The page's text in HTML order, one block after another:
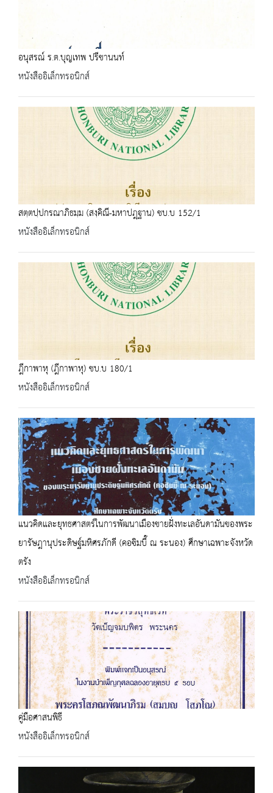
อนุสรณ์ ร.ต.บุญเทพ ปรีชานนท์
หนังสืออิเล็กทรอนิกส์
สตฺตปฺปกรณาภิธมฺม (สงฺคิณี-มหาปฎฺฐาน) ชบ.บ 152/1
หนังสืออิเล็กทรอนิกส์
ฎีกาพาหุ (ฎีกาพาหุ) ชบ.บ 180/1
หนังสืออิเล็กทรอนิกส์
แนวคิดและยุทธศาสตร์ในการพัฒนาเมืองชายฝั่งทะเลอันดามันของพระ
ยารัษฎานุประดิษฐ์มหิศรภักดี (คอซิมบี๊ ณ ระนอง) ศึกษาเฉพาะจังหวัด
ตรัง
หนังสืออิเล็กทรอนิกส์
คู่มือศาสนพิธี
หนังสืออิเล็กทรอนิกส์